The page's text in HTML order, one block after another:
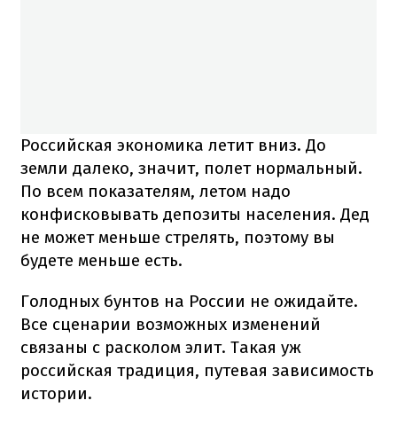
Российская экономика летит вниз. До
земли далеко, значит, полет нормальный.
По всем показателям, летом надо
конфисковывать депозиты населения. Дед
не может меньше стрелять, поэтому вы
будете меньше есть.
Голодных бунтов на России не ожидайте.
Все сценарии возможных изменений
связаны с расколом элит. Такая уж
российская традиция, путевая зависимость
истории.